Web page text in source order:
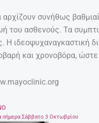
συνήθως
του ασθενούς. Τα
Η ιδεοψυχαναγκαστική
και χρονοβόρα,
σήμερα Σάββατο 3 Οκτωβρίου